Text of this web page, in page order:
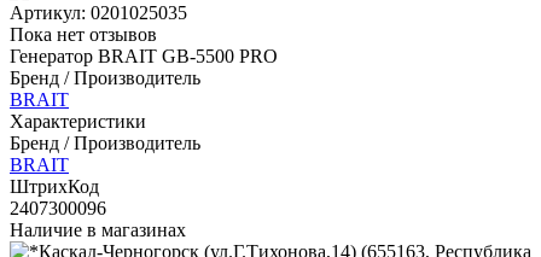
Артикул: 0201025035
Пока нет отзывов
Генератор BRAIT GB-5500 PRO
Бренд / Производитель
BRAIT
Характеристики
Бренд / Производитель
BRAIT
ШтрихКод
2407300096
Наличие в магазинах